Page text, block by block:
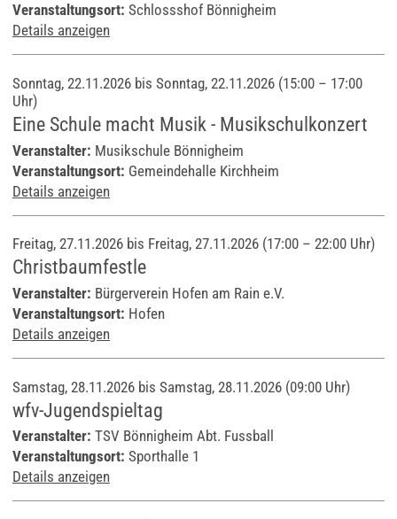
Veranstaltungsort: Schlossshof Bönnigheim
Details anzeigen
Sonntag, 22.11.2026 bis Sonntag, 22.11.2026 (15:00 – 17:00
Uhr)
Eine Schule macht Musik - Musikschulkonzert
Veranstalter: Musikschule Bönnigheim
Veranstaltungsort: Gemeindehalle Kirchheim
Details anzeigen
Freitag, 27.11.2026 bis Freitag, 27.11.2026 (17:00 – 22:00 Uhr)
Christbaumfestle
Veranstalter: Bürgerverein Hofen am Rain e.V.
Veranstaltungsort: Hofen
Details anzeigen
Samstag, 28.11.2026 bis Samstag, 28.11.2026 (09:00 Uhr)
wfv-Jugendspieltag
Veranstalter: TSV Bönnigheim Abt. Fussball
Veranstaltungsort: Sporthalle 1
Details anzeigen